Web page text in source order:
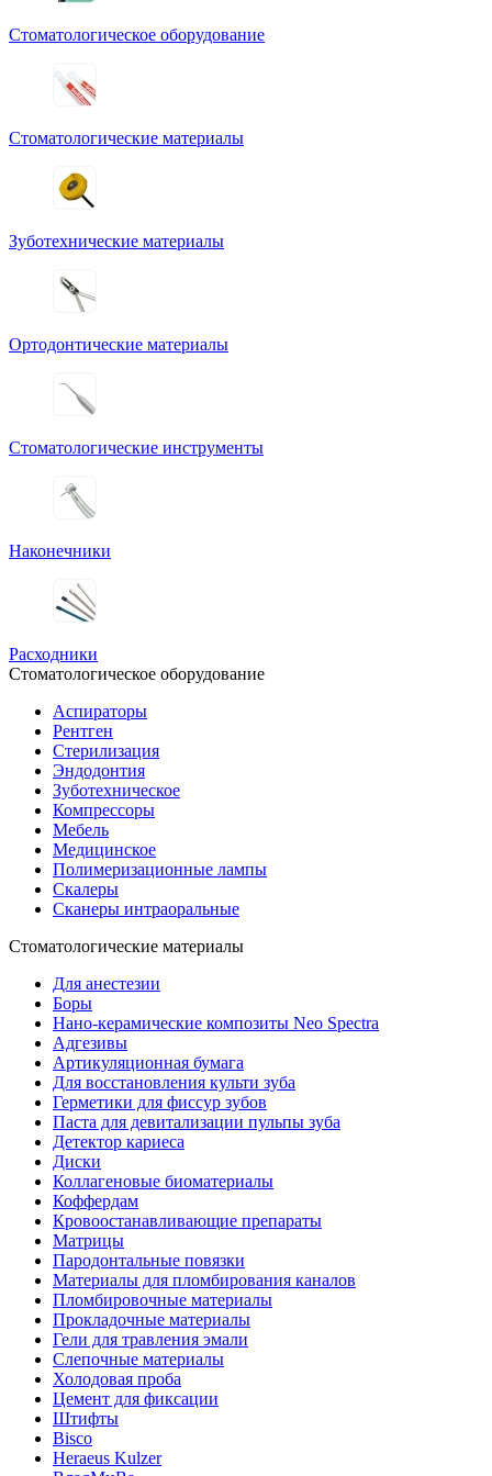
Стоматологическое оборудование
Стоматологические материалы
Зуботехнические материалы
Ортодонтические материалы
Стоматологические инструменты
Наконечники
Расходники
Стоматологическое оборудование
Аспираторы
Рентген
Стерилизация
Эндодонтия
Зуботехническое
Компрессоры
Мебель
Медицинское
Полимеризационные лампы
Скалеры
Сканеры интраоральные
Стоматологические материалы
Для анестезии
Боры
Нано-керамические композиты Neo Spectra
Адгезивы
Артикуляционная бумага
Для восстановления культи зуба
Герметики для фиссур зубов
Паста для девитализации пульпы зуба
Детектор кариеса
Диски
Коллагеновые биоматериалы
Коффердам
Кровоостанавливающие препараты
Матрицы
Пародонтальные повязки
Материалы для пломбирования каналов
Пломбировочные материалы
Прокладочные материалы
Гели для травления эмали
Слепочные материалы
Холодовая проба
Цемент для фиксации
Штифты
Bisco
Heraeus Kulzer